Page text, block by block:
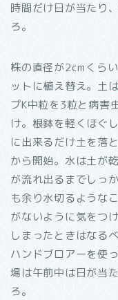
時間だけ日が当たり
ろ。
株の直径が2cmくら
ットに植え替え。土は
プK中粒を3粒と病害
け。根鉢を軽くほぐ
に出来るだけ土を落
から開始。水は土が
が流れ出るまでしっ
も余り水切るような
がないように気をつ
しまったときはなる
ハンドブロアーを使
場は午前中は日が当
ろ。